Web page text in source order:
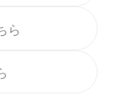
ら